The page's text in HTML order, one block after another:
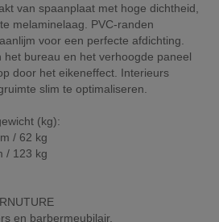
van spaanplaat met hoge dichtheid,
melaminelaag. PVC-randen
voor een perfecte afdichting.
het bureau en het verhoogde paneel
door het eikeneffect. Interieurs
slim te optimaliseren.
(kg):
/ 62 kg
/ 123 kg
en barbermeubilair.